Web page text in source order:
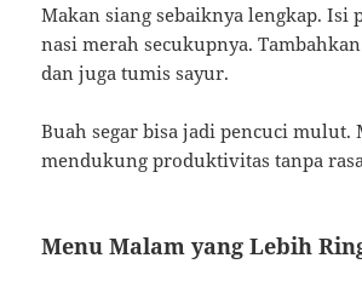
Makan siang sebaiknya lengkap. Isi
nasi merah secukupnya.
dan juga tumis sayur.
Buah segar bisa jadi pencuci mulut.
mendukung produktivitas tanpa
Menu Malam yang Lebih